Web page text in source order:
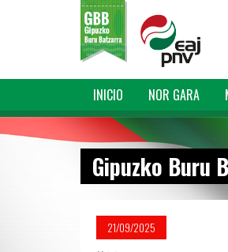
INICIO NOR GARA
Gipuzko Buru
21/09/2025